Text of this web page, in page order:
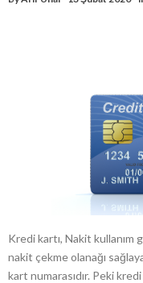
Kredi kartı, Nakit kullanım
nakit çekme olanağı
kart numarasıdır. Peki